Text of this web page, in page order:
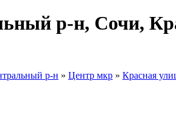
р-н, Сочи,
р-н » Центр мкр » Красная